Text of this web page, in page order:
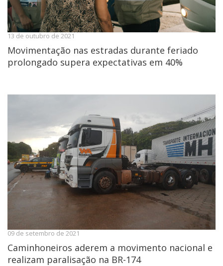
13 de outubro de 2021
Movimentação nas estradas durante feriado
prolongado supera expectativas em 40%
09 de setembro de 2021
Caminhoneiros aderem a movimento nacional e
realizam paralisação na BR-174